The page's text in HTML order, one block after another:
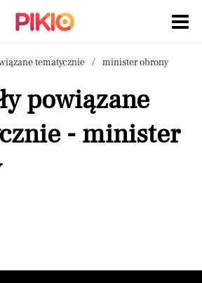
tematycznie minister obrony
powiązane
- minister